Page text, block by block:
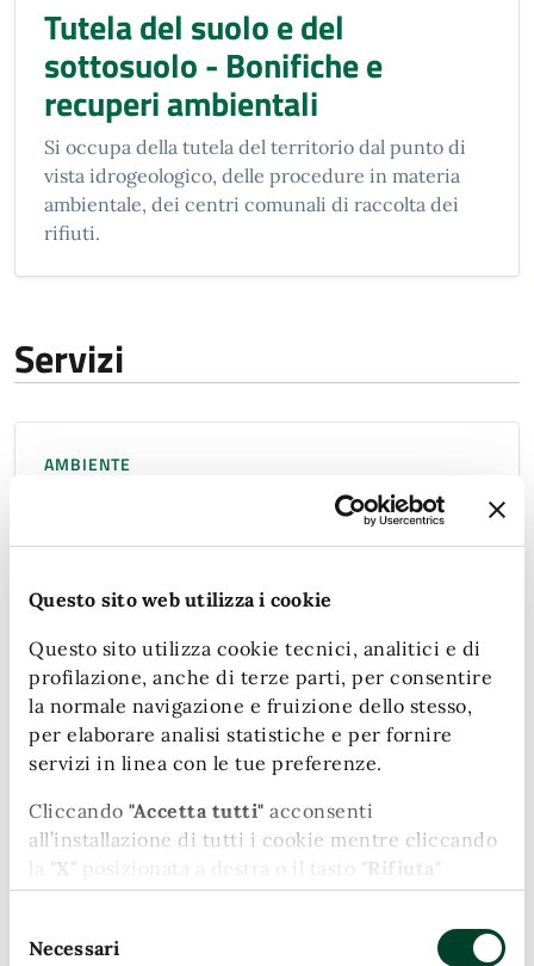
Questo sito web utilizza i cookie
Questo sito utilizza cookie tecnici, analitici e di
profilazione, anche di terze parti, per consentire
la normale navigazione e fruizione dello stesso,
per elaborare analisi statistiche e per fornire
servizi in linea con le tue preferenze.
Cliccando "Accetta tutti" acconsenti
all’installazione di tutti i cookie mentre cliccando
la "X" posizionata a destra o il tasto "Rifiuta"
chiudi il banner e continui la navigazione in
delNecessari
Tutela del suolo e del
sottosuolo - Bonifiche e
recuperi ambientali
Si occupa della tutela del territorio dal punto di
vista idrogeologico, delle procedure in materia
ambientale, dei centri comunali di raccolta dei
rifiuti.
Servizi
AMBIENTE
Deroghe ai limiti di rumore per
attività temporanee - cantieri
Rilascio di autorizzazione per lo svolgimento in
classificazione acustica di cantieri edili, stradali e
assimilabili
Deroghe ai limiti di rumore per
attività temporanee -